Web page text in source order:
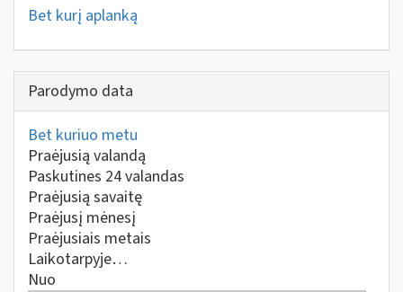
Bet kurį aplanką
Parodymo data
Bet kuriuo metu
Praėjusią valandą
Paskutines 24 valandas
Praėjusią savaitę
Praėjusį mėnesį
Praėjusiais metais
Laikotarpyje…
Nuo